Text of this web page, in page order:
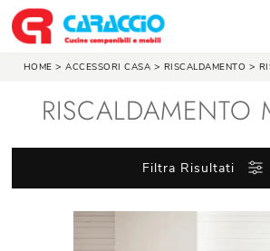
HOME > ACCESSORI CASA > RISCALDAMENTO >
RISCALDAMENTO
Filtra Risultati